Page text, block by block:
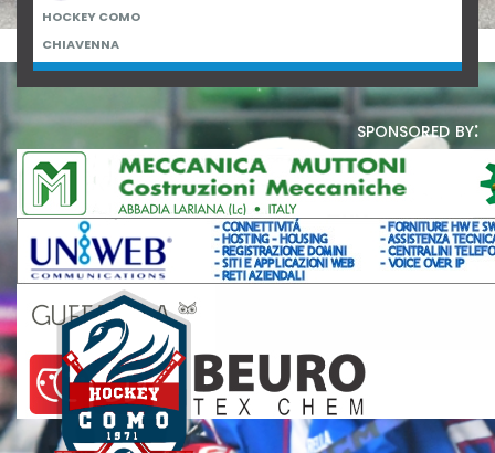
HOCKEY COMO
CHIAVENNA
sponsored by: